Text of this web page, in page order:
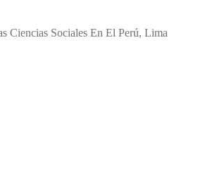
Ciencias Sociales En El Perú, Lima